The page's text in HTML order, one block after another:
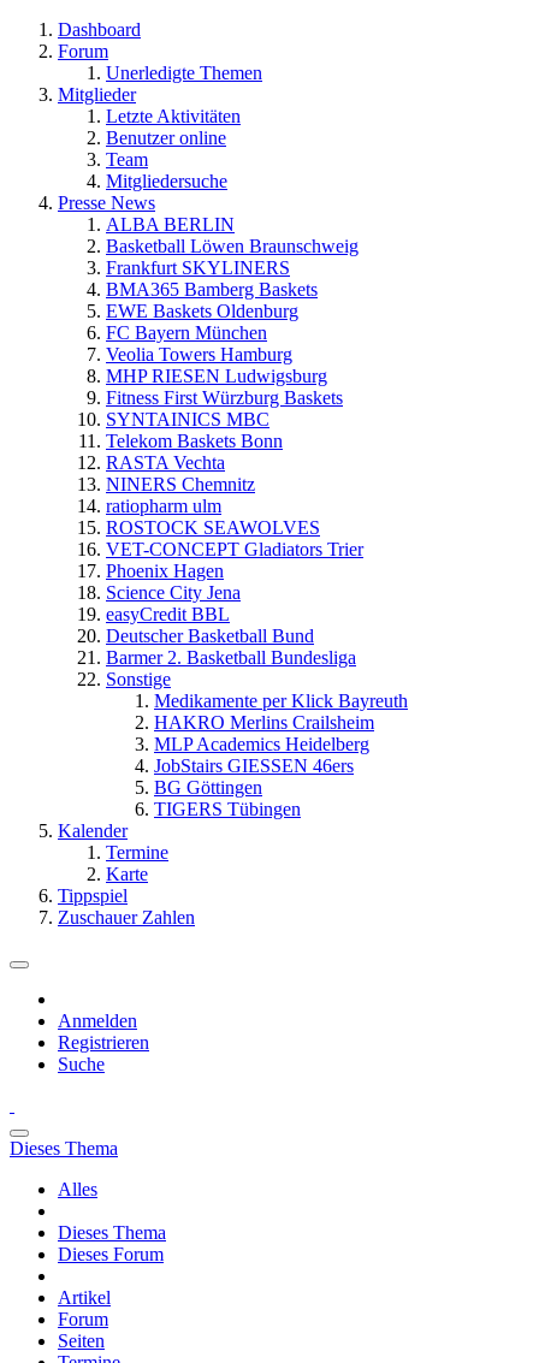
Dashboard
Forum
Unerledigte Themen
Mitglieder
Letzte Aktivitäten
Benutzer online
Team
Mitgliedersuche
Presse News
ALBA BERLIN
Basketball Löwen Braunschweig
Frankfurt SKYLINERS
BMA365 Bamberg Baskets
EWE Baskets Oldenburg
FC Bayern München
Veolia Towers Hamburg
MHP RIESEN Ludwigsburg
Fitness First Würzburg Baskets
SYNTAINICS MBC
Telekom Baskets Bonn
RASTA Vechta
NINERS Chemnitz
ratiopharm ulm
ROSTOCK SEAWOLVES
VET-CONCEPT Gladiators Trier
Phoenix Hagen
Science City Jena
easyCredit BBL
Deutscher Basketball Bund
Barmer 2. Basketball Bundesliga
Sonstige
Medikamente per Klick Bayreuth
HAKRO Merlins Crailsheim
MLP Academics Heidelberg
JobStairs GIESSEN 46ers
BG Göttingen
TIGERS Tübingen
Kalender
Termine
Karte
Tippspiel
Zuschauer Zahlen
Anmelden
Registrieren
Suche
Dieses Thema
Alles
Dieses Thema
Dieses Forum
Artikel
Forum
Seiten